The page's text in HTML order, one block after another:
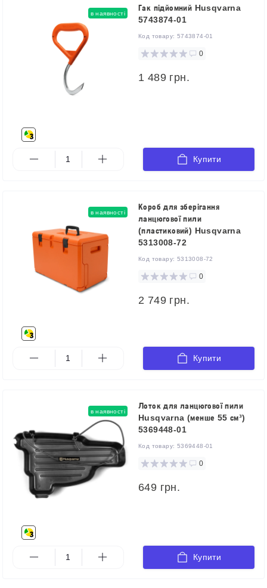
в наявності
Гак підйомний Husqvarna
5743874-01
Код товару: 5743874-01
0
1 489 грн.
Купити
в наявності
Короб для зберігання
ланцюгової пили
(пластиковий) Husqvarna
5313008-72
Код товару: 5313008-72
0
2 749 грн.
Купити
в наявності
Лоток для ланцюгової пили
Husqvarna (менше 55 см³)
5369448-01
Код товару: 5369448-01
0
649 грн.
Купити